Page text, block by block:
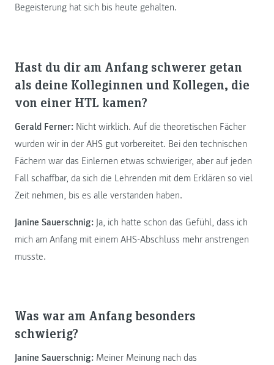
Begeisterung hat sich bis heute gehalten.
Hast du dir am Anfang schwerer getan
als deine Kolleginnen und Kollegen, die
von einer HTL kamen?
Gerald Ferner: Nicht wirklich. Auf die theoretischen Fächer
wurden wir in der AHS gut vorbereitet. Bei den technischen
Fächern war das Einlernen etwas schwieriger, aber auf jeden
Fall schaffbar, da sich die Lehrenden mit dem Erklären so viel
Zeit nehmen, bis es alle verstanden haben.
Janine Sauerschnig: Ja, ich hatte schon das Gefühl, dass ich
mich am Anfang mit einem AHS-Abschluss mehr anstrengen
musste.
Was war am Anfang besonders
schwierig?
Janine Sauerschnig: Meiner Meinung nach das